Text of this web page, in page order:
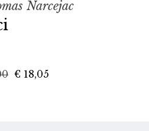
Narcejac
€ 18,05